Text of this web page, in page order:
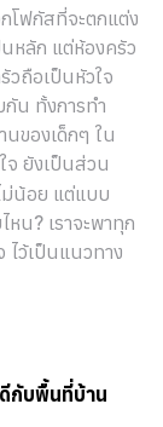
โฟกัสที่จะตกแต่ง
หลัก แต่ห้องครัว
วถือเป็นหัวใจ
น ทั้งการทำ
ของเด็กๆ ใน
จ ยังเป็นส่วน
ม่น้อย แต่แบบ
น? เราจะพาทุก
ว้เป็นแนวทาง
กับพื้นที่บ้าน